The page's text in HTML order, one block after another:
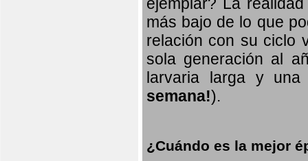
más bajo de lo que
relación con su ciclo
sola generación al
larvaria largay una
semana!).
¿Cuándo es la mejor